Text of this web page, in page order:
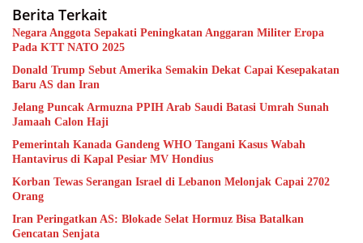
Berita Terkait
Negara Anggota Sepakati Peningkatan Anggaran Militer Eropa
Pada KTT NATO 2025
Donald Trump Sebut Amerika Semakin Dekat Capai Kesepakatan
Baru AS dan Iran
Jelang Puncak Armuzna PPIH Arab Saudi Batasi Umrah Sunah
Jamaah Calon Haji
Pemerintah Kanada Gandeng WHO Tangani Kasus Wabah
Hantavirus di Kapal Pesiar MV Hondius
Korban Tewas Serangan Israel di Lebanon Melonjak Capai 2702
Orang
Iran Peringatkan AS: Blokade Selat Hormuz Bisa Batalkan
Gencatan Senjata